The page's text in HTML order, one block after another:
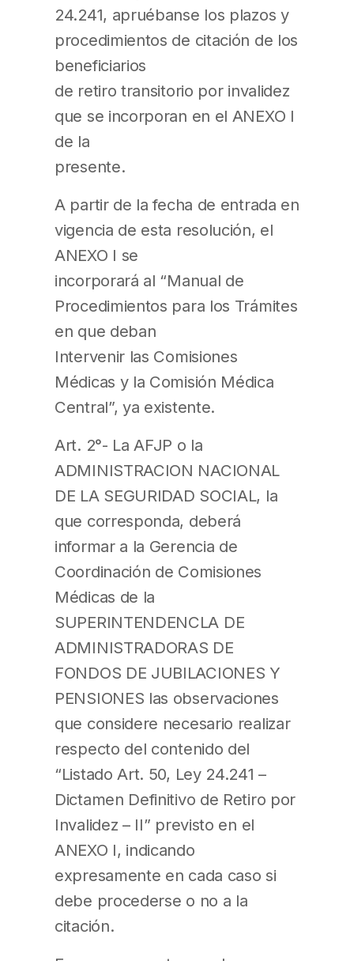
24.241, apruébanse los plazos y
procedimientos de citación de los
beneficiarios
de retiro transitorio por invalidez
que se incorporan en el ANEXO I
de la
presente.
A partir de la fecha de entrada en
vigencia de esta resolución, el
ANEXO I se
incorporará al “Manual de
Procedimientos para los Trámites
en que deban
Intervenir las Comisiones
Médicas y la Comisión Médica
Central”, ya existente.
Art. 2°- La AFJP o la
ADMINISTRACION NACIONAL
DE LA SEGURIDAD SOCIAL, la
que corresponda, deberá
informar a la Gerencia de
Coordinación de Comisiones
Médicas de la
SUPERINTENDENCLA DE
ADMINISTRADORAS DE
FONDOS DE JUBILACIONES Y
PENSIONES las observaciones
que considere necesario realizar
respecto del contenido del
“Listado Art. 50, Ley 24.241 –
Dictamen Definitivo de Retiro por
Invalidez – II” previsto en el
ANEXO I, indicando
expresamente en cada caso si
debe procederse o no a la
citación.